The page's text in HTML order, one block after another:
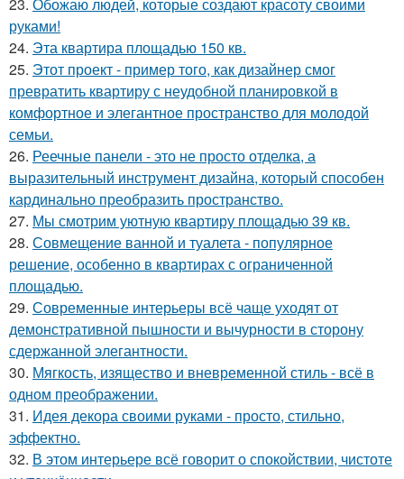
руками!
24. Эта квартира площадью 150 кв.
25. Этот проект - пример того, как дизайнер смог
превратить квартиру с неудобной планировкой в
комфортное и элегантное пространство для молодой
семьи.
26. Реечные панели - это не просто отделка, а
выразительный инструмент дизайна, который способен
кардинально преобразить пространство.
27. Мы смотрим уютную квартиру площадью 39 кв.
28. Совмещение ванной и туалета - популярное
решение, особенно в квартирах с ограниченной
площадью.
29. Современные интерьеры всё чаще уходят от
демонстративной пышности и вычурности в сторону
сдержанной элегантности.
30. Мягкость, изящество и вневременной стиль - всё в
одном преображении.
31. Идея декора своими руками - просто, стильно,
эффектно.
32. В этом интерьере всё говорит о спокойствии, чистоте